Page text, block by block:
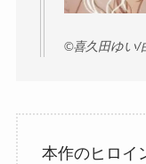
©︎喜久田ゆい/
本作のヒロイ